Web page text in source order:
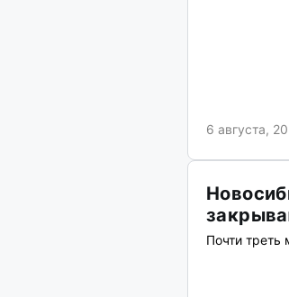
6 августа,
Почти треть